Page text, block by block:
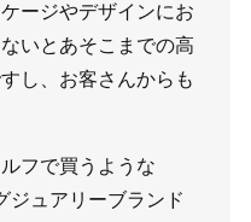
ージやデザインにお
いとあそこまでの高
し、お客さんからも
フで買うような
ジュアリーブランド